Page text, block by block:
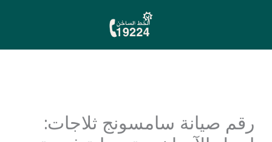
المحتوى
رقم صيانة سامسونج ثلاجات: